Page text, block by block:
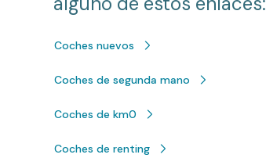
Coches nuevos
Coches de segunda mano
Coches de km0
Coches de renting